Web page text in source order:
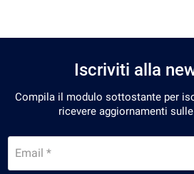
Iscriviti alla
Compila il modulo sottostante per
ricevere aggiornamenti
Email *